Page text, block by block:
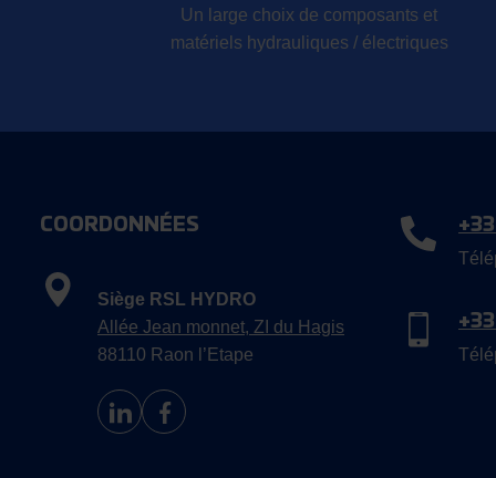
Un large choix de composants et
matériels hydrauliques / électriques
COORDONNÉES
Siège RSL HYDRO
Allée Jean monnet, ZI du Hagis
88110 Raon l’Etape